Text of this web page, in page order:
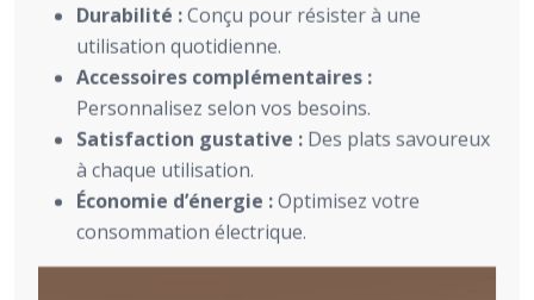
Durabilité :Conçu pour résister à une
utilisation quotidienne.
Accessoires complémentaires :
Personnalisez selon vos besoins.
Satisfaction gustative : Des plats savoureux
à chaque utilisation.
Économie d’énergie :Optimisez votre
consommation électrique.